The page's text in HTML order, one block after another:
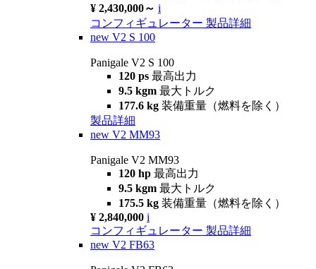
¥ 2,430,000～ i
コンフィギュレーター 製品詳細
new V2 S 100
Panigale V2 S 100
120 ps 最高出力
9.5 kgm 最大トルク
177.6 kg 装備重量（燃料を除く）
製品詳細
new V2 MM93
Panigale V2 MM93
120 hp 最高出力
9.5 kgm 最大トルク
175.5 kg 装備重量（燃料を除く）
¥ 2,840,000 i
コンフィギュレーター 製品詳細
new V2 FB63